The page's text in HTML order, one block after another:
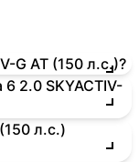
G AT (150 л.с.)?
2.0 SKYACTIV-
л.с.)